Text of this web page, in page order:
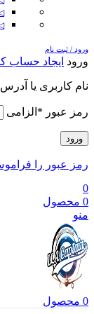
ورود / ثبت نام
ورود ایجاد حساب
نام کاربری یا آدرس
رمز عبور * الزامی
ورود
رمز عبور را
0
0 محصول
منو
0 محصول